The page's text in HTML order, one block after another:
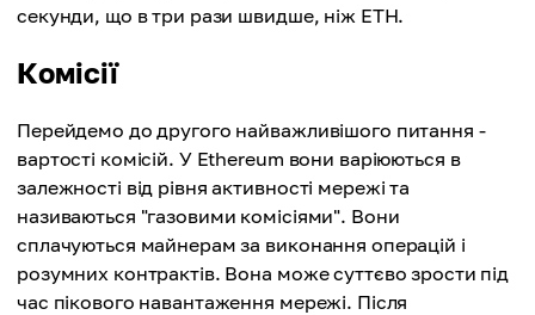
секунди, що в три рази швидше, ніж ETH.
Комісії
Перейдемо до другого найважливішого питання -
вартості комісій. У Ethereum вони варіюються в
залежності від рівня активності мережі та
називаються "газовими комісіями". Вони
сплачуються майнерам за виконання операцій і
розумних контрактів. Вона може суттєво зрости під
час пікового навантаження мережі. Після